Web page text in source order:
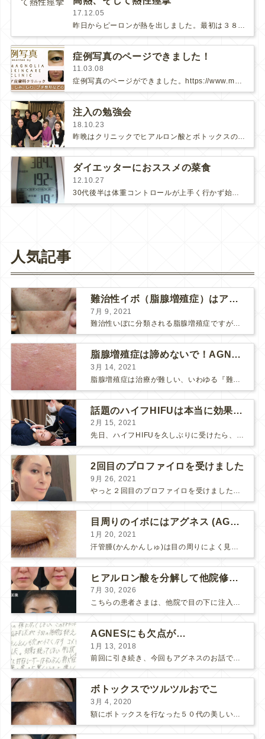
17.12.05
症例写真のページできました！
11.03.08
症例写真のページができました。https://www.mg-clinic.com/album/治療をお受けになる前は皆様、不安が…
注入の勉強会
18.10.23
昨晩はクリニックでヒアルロン酸とボトックスの勉強会がありました。今回はうちの先生達と親しくして頂いている先生達と佐藤先生を講師…
ダイエッターにおススメの菜食
12.10.27
人気記事
難治性イボ（脂腺増殖症）はアグネスAGNESが効果的です！
7月 9, 2021
難治性いぼに分類される脂腺増殖症ですが、脂腺増殖症はAGNESアグネスにとても良く反応して、きれいに治すことができます。 ↑ 脂腺増殖症をアグネスAGNESで３回治療した1ヶ月後の写真です。...
脂腺増殖症は諦めないで！AGNESアグネス治療でツルツル肌に！
3月 14, 2021
話題のハイフHIFUは本当に効果があるのか？
2月 15, 2021
先日、ハイフHIFUを久しぶりに受けたら、顔の調子がとても良い感じです♪ 私はハイフHIFU後はいつも３日位、人には気付かれない程度に軽く腫れて、その後、グングンと顔が引き締まります。 ...
2回目のプロファイロを受けました
9月 26, 2021
やっと２回目のプロファイロを受けました。 ↑ 写真はプロファイロ翌日です。 この距離の写真では凹凸は映らないですし、 実物も、首がよく見ると凹凸が残っている位で、 それも３日で...
目周りのイボにはアグネス (AGNES）が効く！（ほぼ）ノーダウンタイムのイボ治療
1月 20, 2021
ヒアルロン酸を分解して他院修正（目の下のチンダル現象とその補正）
7月 30, 2026
こちらの患者さまは、他院で目の下に注入したヒアルロン酸がチンダル現象を起こしていたため、 ヒアルロン酸を分解する薬（ヒアルロニダーゼ）で分解してから 改めてヒアルロン酸を入れ直しました。 ...
AGNESにも欠点が…
1月 13, 2018
前回に引き続き、今回もアグネスのお話です。 AGNESはとっても良い治療である一方、 欠点もいくつかありますので、そちらもお話ししておきますね。 AGNESの欠点 1. ダウンタイム A...
ボトックスでツルツルおでこ
3月 4, 2020